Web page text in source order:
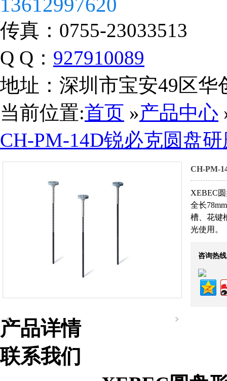
营业执照
传真： 0755-23033513
Q Q： 927910089
地址： 深圳市宝安49区华
当前位置:首页 »产品中心
CH-PM-14D锐必克圆盘
CH-PM-
XEBEC
全长
槽、花键
光使用。
咨询热
产品详情
联系我们